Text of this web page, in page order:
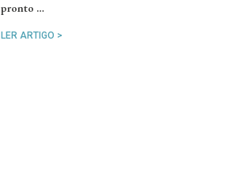
pronto …
LER ARTIGO >